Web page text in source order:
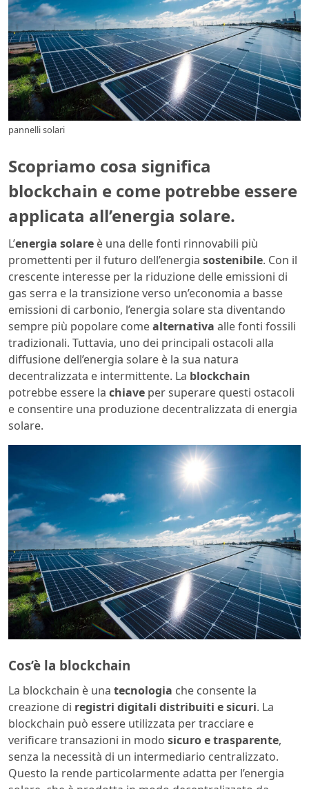
pannelli solari
Scopriamo cosa significa
blockchain e come potrebbe essere
applicata all’energia solare.
L’energia solare è una delle fonti rinnovabili più
promettenti per il futuro dell’energia sostenibile. Con il
crescente interesse per la riduzione delle emissioni di
gas serra e la transizione verso un’economia a basse
emissioni di carbonio, l’energia solare sta diventando
sempre più popolare comealternativa alle fonti fossili
tradizionali. Tuttavia, uno dei principali ostacoli alla
diffusione dell’energia solare è la sua natura
decentralizzata e intermittente. La blockchain
potrebbe essere la chiave per superare questi ostacoli
e consentire una produzione decentralizzata di energia
solare.
Cos’è la blockchain
La blockchain è una tecnologia che consente la
creazione di registri digitali distribuiti e sicuri. La
blockchain può essere utilizzata per tracciare e
verificare transazioni in modo sicuro e trasparente,
senza la necessità di un intermediario centralizzato.
Questo la rende particolarmente adatta per l’energia